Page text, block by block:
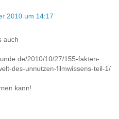
2010 um 14:17
auch
2010/10/27/155-fakten-
des-unnutzen-filmwissens-teil-1/
kann!